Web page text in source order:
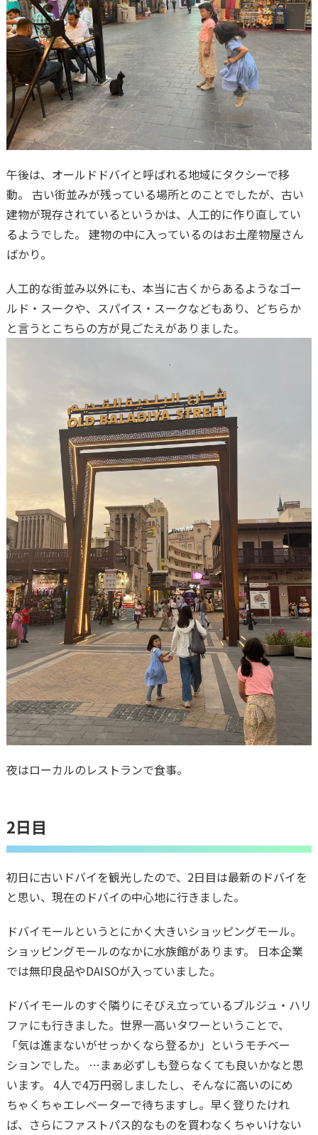
午後は、オールドドバイと呼ばれる地域にタクシーで移
動。 古い街並みが残っている場所とのことでしたが、古い
建物が現存されているというかは、人工的に作り直してい
るようでした。 建物の中に入っているのはお土産物屋さん
ばかり。
人工的な街並み以外にも、本当に古くからあるようなゴー
ルド・スークや、スパイス・スークなどもあり、どちらか
と言うとこちらの方が見ごたえがありました。
夜はローカルのレストランで食事。
2日目
初日に古いドバイを観光したので、2日目は最新のドバイを
と思い、現在のドバイの中心地に行きました。
ドバイモールというとにかく大きいショッピングモール。
ショッピングモールのなかに水族館があります。 日本企業
では無印良品やDAISOが入っていました。
ドバイモールのすぐ隣りにそびえ立っているブルジュ・ハリ
ファにも行きました。世界一高いタワーということで、
「気は進まないがせっかくなら登るか」というモチベー
ションでした。 …まぁ必ずしも登らなくても良いかなと思
います。 4人で4万円弱しましたし、そんなに高いのにめ
ちゃくちゃエレベーターで待ちますし。早く登りたけれ
ば、さらにファストパス的なものを買わなくちゃいけない